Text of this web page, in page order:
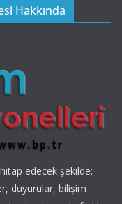
Hakkında
edecek şekilde;
duyurular, bilişim